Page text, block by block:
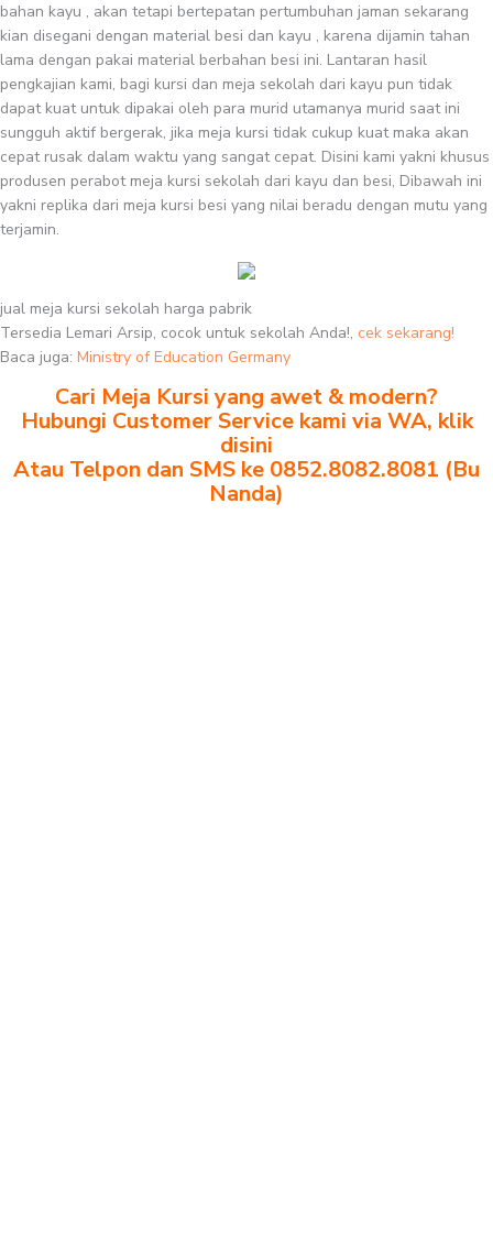
bahan kayu , akan tetapi bertepatan pertumbuhan jaman sekarang
kian disegani dengan material besi dan kayu , karena dijamin tahan
lama dengan pakai material berbahan besi ini. Lantaran hasil
pengkajian kami, bagi kursi dan meja sekolah dari kayu pun tidak
dapat kuat untuk dipakai oleh para murid utamanya murid saat ini
sungguh aktif bergerak, jika meja kursi tidak cukup kuat maka akan
cepat rusak dalam waktu yang sangat cepat. Disini kami yakni khusus
produsen perabot meja kursi sekolah dari kayu dan besi, Dibawah ini
yakni replika dari meja kursi besi yang nilai beradu dengan mutu yang
terjamin.
jual meja kursi sekolah harga pabrik
Tersedia Lemari Arsip, cocok untuk sekolah Anda!, cek sekarang!
Baca juga: Ministry of Education Germany
Cari Meja Kursi yang awet & modern?
Hubungi Customer Service kami via WA, klik
disini
Atau Telpon dan SMS ke 0852.8082.8081 (Bu
Nanda)